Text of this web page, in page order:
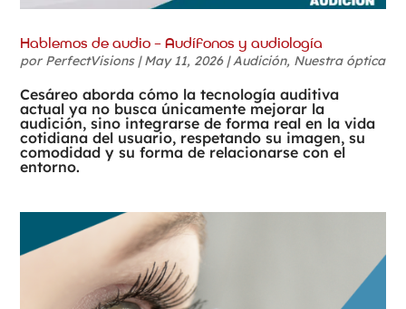
Hablemos de audio – Audífonos y audiología
por PerfectVisions|May 11, 2026|Audición, Nuestra óptica
Cesáreo aborda cómo la tecnología auditiva
actual ya no busca únicamente mejorar la
audición, sino integrarse de forma real en la vida
cotidiana del usuario, respetando su imagen, su
comodidad y su forma de relacionarse con el
entorno.